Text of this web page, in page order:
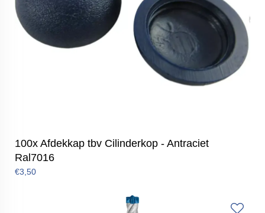
100x Afdekkap tbv Cilinderkop - Antraciet
Ral7016
€3,50